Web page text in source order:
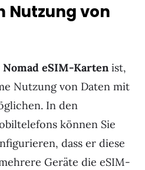
Nutzung von
Nomad eSIM-Kartenist,
Nutzung von Daten mit
In den
können Sie
dass er diese
Geräte die eSIM-